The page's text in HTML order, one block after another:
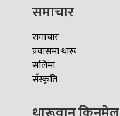
समाचार
समाचार
प्रवासमा थारू
सलिमा
सँस्कृति